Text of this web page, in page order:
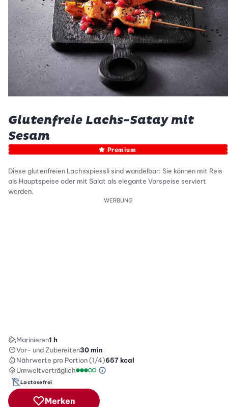
Glutenfreie Lachs-Satay mit
Sesam
Premium
Diese glutenfreien Lachsspiessli sind wandelbar: Sie können mit Reis
als Hauptspeise oder mit Salat als elegante Vorspeise serviert
werden.
WERBUNG
Marinieren1 h
Vor- und Zubereiten30 min
Nährwerte pro Portion (1/4)657kcal
Umweltverträglich
Green Betty Skala Info
Lactosefrei
Merken